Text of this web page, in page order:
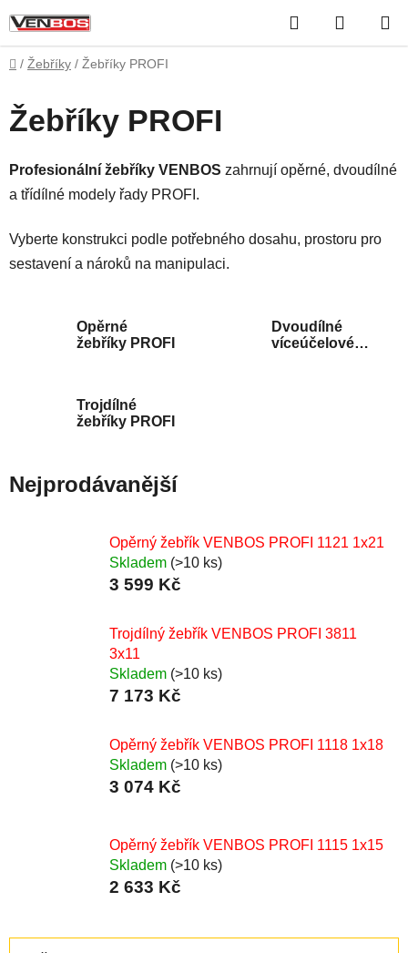
na
obsah
Hledat
KOŠÍK
Domů
/ Žebříky / Žebříky PROFI
Žebříky PROFI
Profesionální žebříky VENBOS zahrnují opěrné, dvoudílné
a třídílné modely řady PROFI.
Vyberte konstrukci podle potřebného dosahu, prostoru pro
sestavení a nároků na manipulaci.
Opěrné
žebříky PROFI
Dvoudílné
víceúčelové
Trojdílné
žebříky PROFI
Nejprodávanější
Opěrný žebřík VENBOS PROFI 1121 1x21
Skladem (>10 ks)
3 599 Kč
Trojdílný žebřík VENBOS PROFI 3811
3x11
Skladem (>10 ks)
7 173 Kč
Opěrný žebřík VENBOS PROFI 1118 1x18
Skladem (>10 ks)
3 074 Kč
Opěrný žebřík VENBOS PROFI 1115 1x15
Skladem (>10 ks)
2 633 Kč